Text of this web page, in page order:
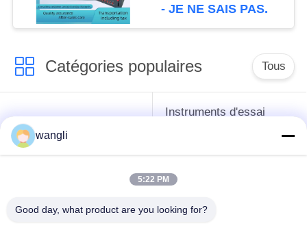
de fibres brutes
- JE NE SAIS PAS.
Catégories populaires Tous
instruments de essai
de pétrole
Instruments d'essai
graisse
Équipement d'essai
d'huile de
wangli
5:22 PM
Good day, what product are you looking for?